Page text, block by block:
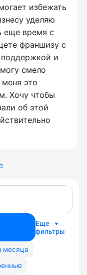
избежать
уделяю
еще время с
франшизу с
и
смело
это
Хочу чтобы
об этой
Еще
фильтры
месяца